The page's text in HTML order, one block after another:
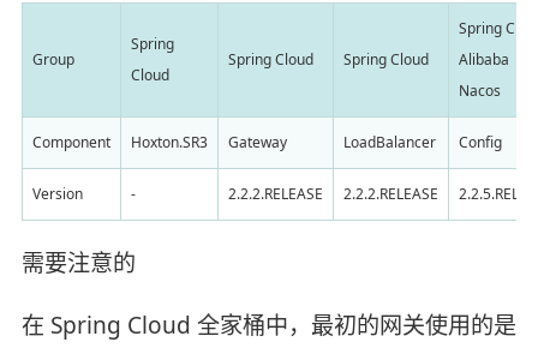
Group
Spring
Cloud
Spring Cloud Spring Cloud
Spring
Alibaba
Nacos
Component Hoxton.SR3 Gateway LoadBalancer Config
Version - 2.2.2.RELEASE 2.2.2.RELEASE
需要注意的
在 Spring Cloud 全家桶中，最初的网关使用的是